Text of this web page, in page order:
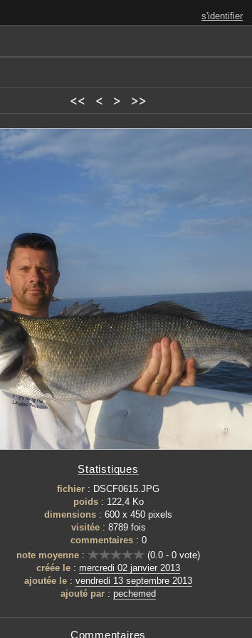
s'identifier
<< < > >>
Statistiques
fichier : DSCF0615.JPG
poids: 122,4 Ko
dimensions : 600 x 450 pixels
visitée: 8789 fois
commentaires: 0
note moyenne :
(0.0 - 0 vote)
créée le : mercredi 02 janvier 2013
ajoutée le : vendredi 13 septembre 2013
ajouté par : pechemed
Commentaires